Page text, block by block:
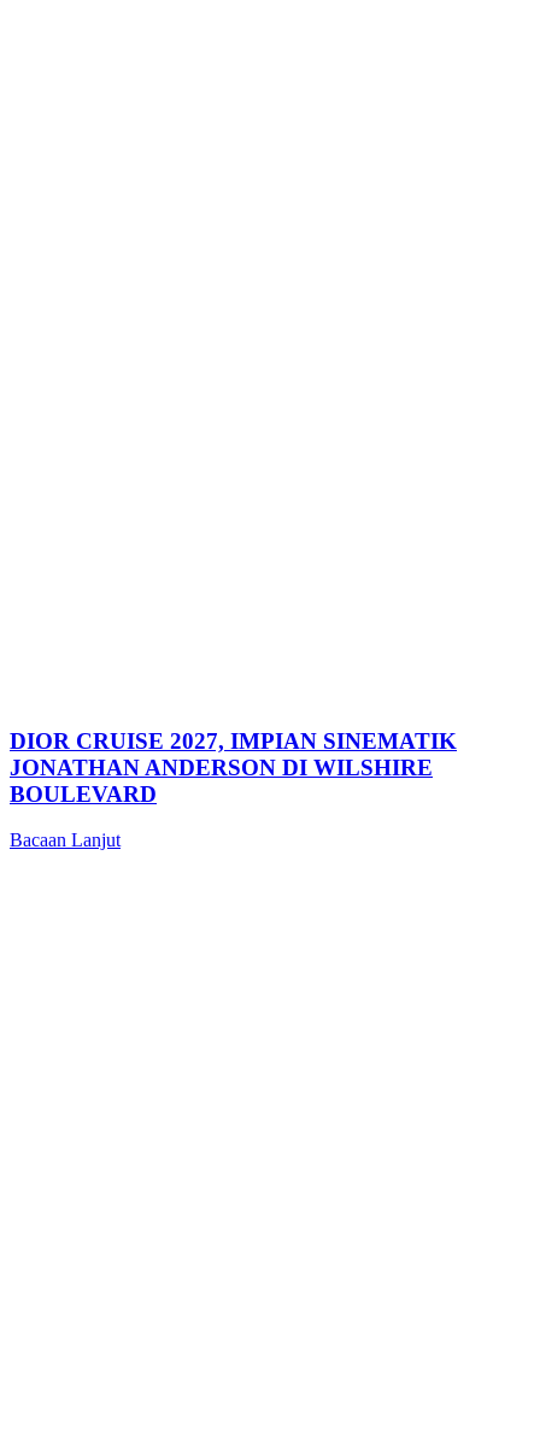
DIOR CRUISE 2027, IMPIAN SINEMATIK
JONATHAN ANDERSON DI WILSHIRE
BOULEVARD
Bacaan Lanjut